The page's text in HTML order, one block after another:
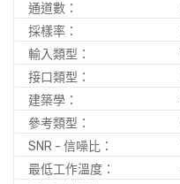
通道數：
採樣率：
輸入類型：
接口類型：
建築學：
參考類型：
SNR - 信噪比：
最低工作溫度：